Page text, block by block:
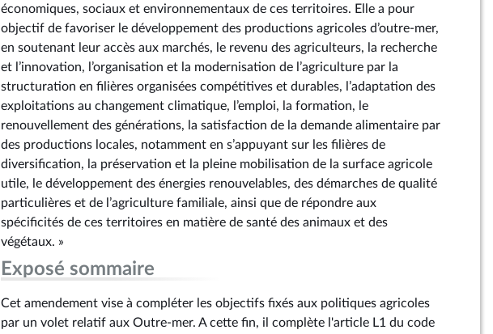
économiques, sociaux et environnementaux de ces territoires. Elle a pour
objectif de favoriser le développement des productions agricoles d’outre-mer,
en soutenant leur accès aux marchés, le revenu des agriculteurs, la recherche
et l’innovation, l’organisation et la modernisation de l’agriculture par la
structuration en filières organisées compétitives et durables, l’adaptation des
exploitations au changement climatique, l’emploi, la formation, le
renouvellement des générations, la satisfaction de la demande alimentaire par
des productions locales, notamment en s’appuyant sur les filières de
diversification, la préservation et la pleine mobilisation de la surface agricole
utile, le développement des énergies renouvelables, des démarches de qualité
particulières et de l’agriculture familiale, ainsi que de répondre aux
spécificités de ces territoires en matière de santé des animaux et des
végétaux. »
Exposé sommaire
Cet amendement vise à compléter les objectifs fixés aux politiques agricoles
par un volet relatif aux Outre-mer. A cette fin, il complète l'article L1 du code